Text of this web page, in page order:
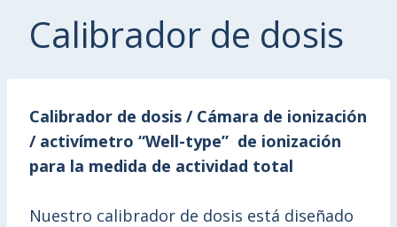
Calibrador de dosis
Calibrador de dosis / Cámara de ionización
/ activímetro “Well-type” de ionización
para la medida de actividad total
Nuestro calibrador de dosis está diseñado